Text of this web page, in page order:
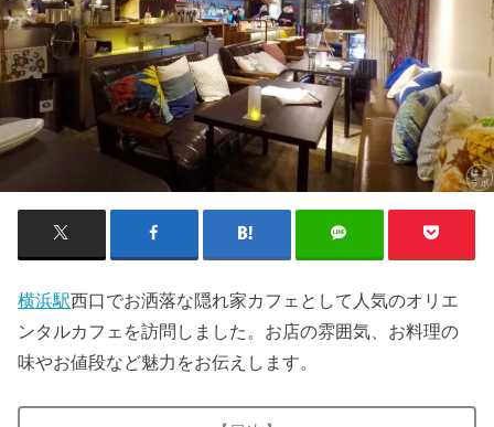
横浜駅西口でお洒落な隠れ家カフェとして人気のオリエ
ンタルカフェを訪問しました。お店の雰囲気、お料理の
味やお値段など魅力をお伝えします。